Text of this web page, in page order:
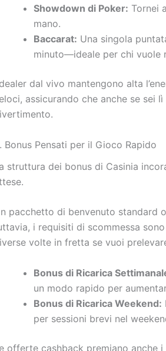
Showdown di Poker: Tornei
mano.
Baccarat: Una singola
minuto—ideale per chi vuole
dal vivo mantengono alta
assicurando che anche se sei
Bonus Pensati per il Gioco Rapido
struttura dei bonus di Casinia
pacchetto di benvenuto
i requisiti di scommessa
volte in fretta se vuoi
Bonus di Ricarica
un modo rapido per
Bonus di Ricarica Weekend:
per sessioni brevi nel
offerte cashback premiano anche